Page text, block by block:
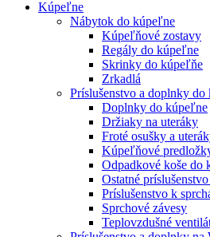
Kúpeľne
Nábytok do kúpeľne
Kúpeľňové zostavy
Regály do kúpeľne
Skrinky do kúpeľňe
Zrkadlá
Príslušenstvo a doplnky
Doplnky do kúpeľne
Držiaky na uteráky
Froté osušky a
Kúpeľňové
Odpadkové koše do
Ostatné
Príslušenstvo k
Sprchové závesy
Teplovzdušné